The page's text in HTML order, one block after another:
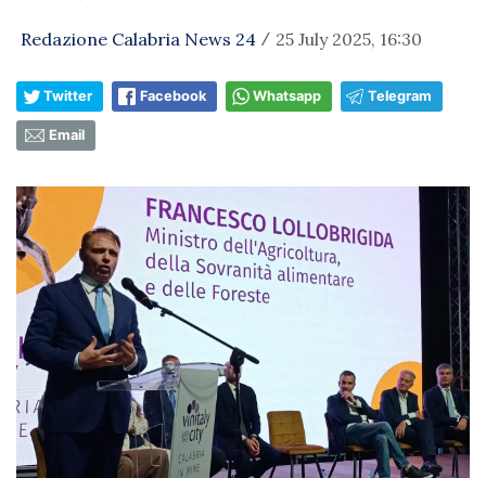
Redazione Calabria News 24 / 25 July 2025, 16:30
Twitter Facebook Whatsapp Telegram
Email